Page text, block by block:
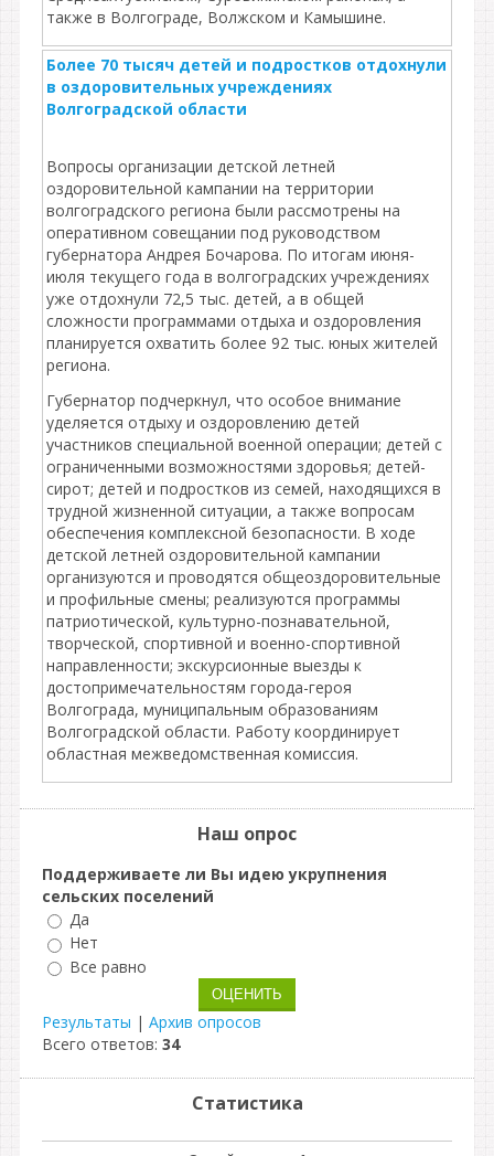
также в Волгограде, Волжском и Камышине.
Более 70 тысяч детей и подростков отдохнули
в оздоровительных учреждениях
Волгоградской области
Вопросы организации детской летней
оздоровительной кампании на территории
волгоградского региона были рассмотрены на
оперативном совещании под руководством
губернатора Андрея Бочарова. По итогам июня-
июля текущего года в волгоградских учреждениях
уже отдохнули 72,5 тыс. детей, а в общей
сложности программами отдыха и оздоровления
планируется охватить более 92 тыс. юных жителей
региона.
Губернатор подчеркнул, что особое внимание
уделяется отдыху и оздоровлению детей
участников специальной военной операции; детей с
ограниченными возможностями здоровья; детей-
сирот; детей и подростков из семей, находящихся в
трудной жизненной ситуации, а также вопросам
обеспечения комплексной безопасности. В ходе
детской летней оздоровительной кампании
организуются и проводятся общеоздоровительные
и профильные смены; реализуются программы
патриотической, культурно-познавательной,
творческой, спортивной и военно-спортивной
направленности; экскурсионные выезды к
достопримечательностям города-героя
Волгограда, муниципальным образованиям
Волгоградской области. Работу координирует
областная межведомственная комиссия.
Наш опрос
Поддерживаете ли Вы идею укрупнения
сельских поселений
Да
Нет
Все равно
Результаты | Архив опросов
Всего ответов: 34
Статистика